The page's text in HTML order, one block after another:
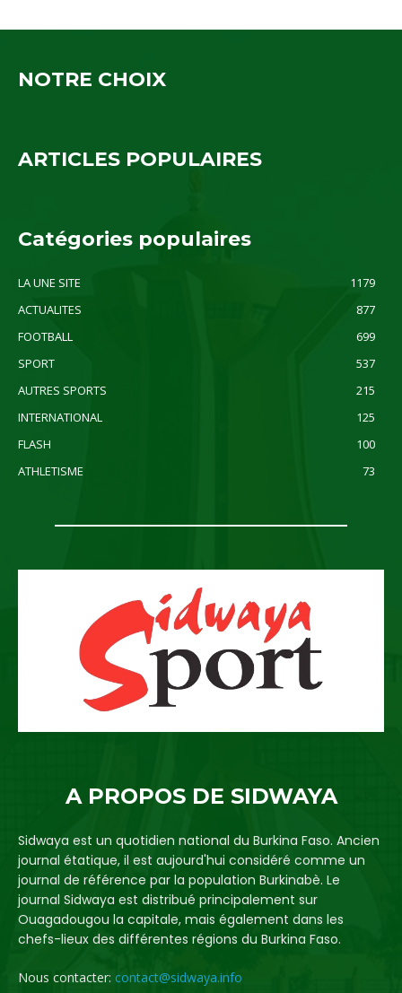
NOTRE CHOIX
ARTICLES POPULAIRES
Catégories populaires
LA UNE SITE
1179
ACTUALITES
877
FOOTBALL
699
SPORT
537
AUTRES SPORTS
215
INTERNATIONAL
125
FLASH
100
ATHLETISME
73
A PROPOS DE SIDWAYA
Sidwaya est un quotidien national du Burkina Faso. Ancien
journal étatique, il est aujourd'hui considéré comme un
journal de référence par la population Burkinabè. Le
journal Sidwaya est distribué principalement sur
Ouagadougou la capitale, mais également dans les
chefs-lieux des différentes régions du Burkina Faso.
Nous contacter: contact@sidwaya.info